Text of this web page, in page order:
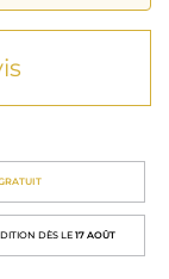
DÈS LE 17 AOÛT